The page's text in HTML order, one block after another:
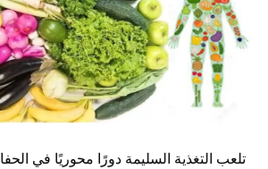
تلعب التغذية السليمة دورًا محوريًا في